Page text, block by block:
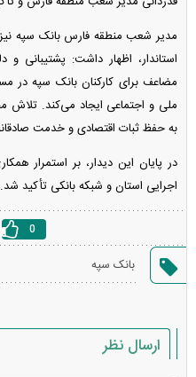
مدیر شعب منطقه فارس بانک سپه
استاندار، اظهار داشت: پشتیبانی و
مضاعف برای کارکنان بانک سپه در
ملی و اجتماعی ایجاد می‌کند.
به حفظ ثبات اقتصادی و خدمت
در پایان این دیدار، بر استمرار
اجرایی استان و شبکه بانکی تأکید شد.
0
بانک سپه
ارسال نظر